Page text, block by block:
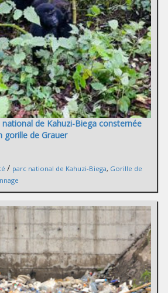
de Kahuzi-Biega consternée
gorille de Grauer
/ parc national de Kahuzi-Biega, Gorille de